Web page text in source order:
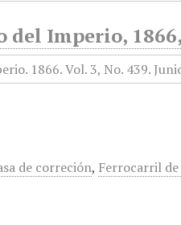
del Imperio,
de correción, Ferrocarril de